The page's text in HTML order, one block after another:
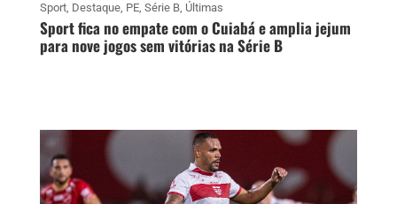
Sport, Destaque, PE, Série B, Últimas
Sport fica no empate com o Cuiabá e amplia jejum
para nove jogos sem vitórias na Série B